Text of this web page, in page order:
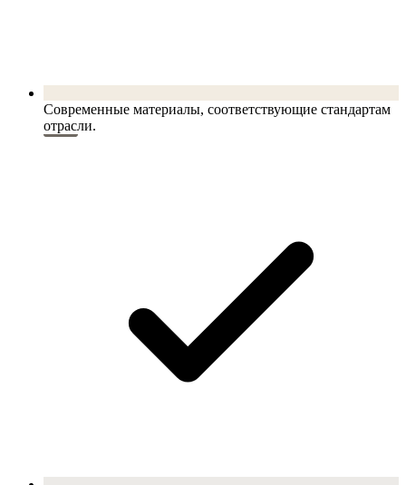
Современные материалы, соответствующие стандартам
отрасли.